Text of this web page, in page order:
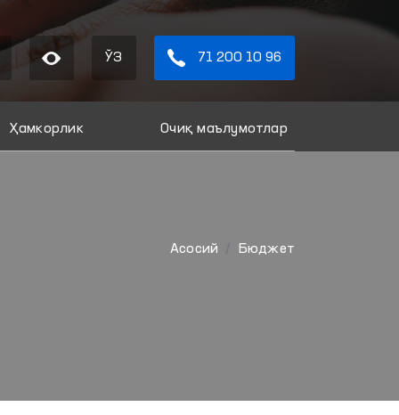
ЎЗ 71 200 10 96
Ҳамкорлик Очиқ маълумотлар
Aсосий Бюджет